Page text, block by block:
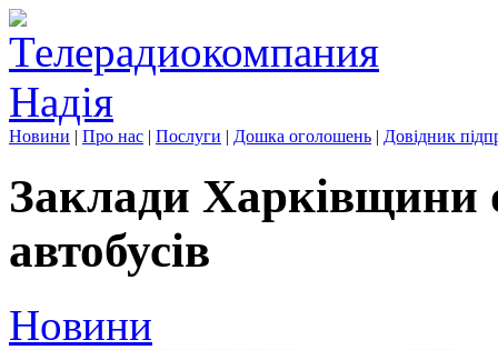
Новини | Про нас | Послуги | Дошка оголошень | Довідник
Заклади
автобусів
Новини